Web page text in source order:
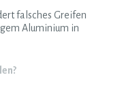
falsches Greifen
Aluminium in